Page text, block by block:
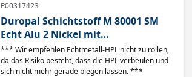
P00317423
Duropal Schichtstoff M 80001 SM
Echt Alu 2 Nickel mit
Transportschutzfolie
*** Wir empfehlen Echtmetall-HPL nicht zu rollen,
da das Risiko besteht, dass die HPL verbeulen und
sich nicht mehr gerade biegen lassen. ***